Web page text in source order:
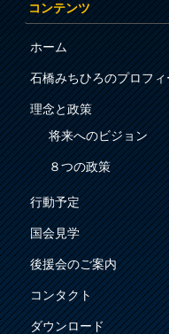
コンテンツ
ホーム
石橋みちひろのプロフィ
理念と政策
将来へのビジョン
８つの政策
行動予定
国会見学
後援会のご案内
コンタクト
ダウンロード